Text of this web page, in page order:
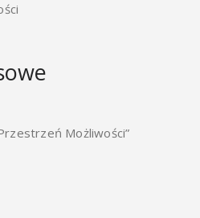
Możliwości”